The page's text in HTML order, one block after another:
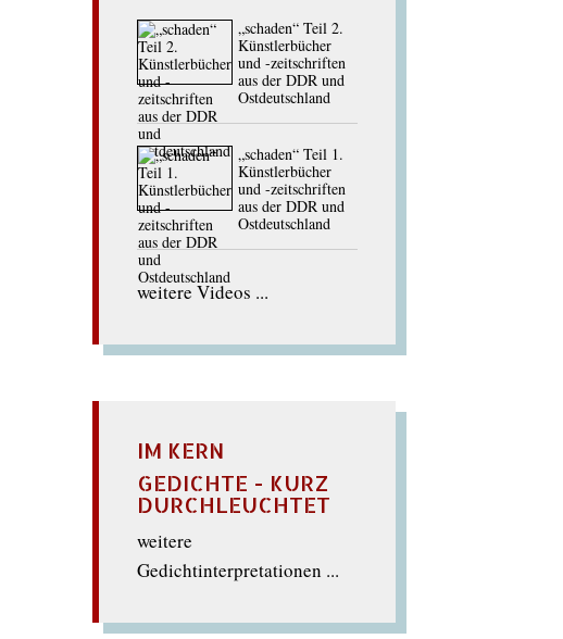
„schaden“ Teil 2.
Künstlerbücher
und -zeitschriften
aus der DDR und
Ostdeutschland
„schaden“ Teil 1.
Künstlerbücher
und -zeitschriften
aus der DDR und
Ostdeutschland
weitere Videos ...
IM KERN
GEDICHTE - KURZ
DURCHLEUCHTET
weitere
Gedichtinterpretationen ...